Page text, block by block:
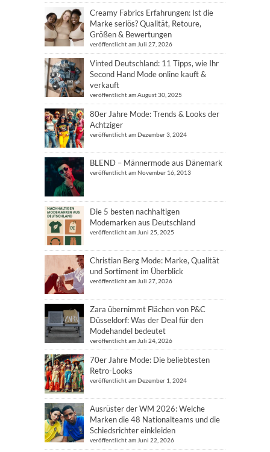
Creamy Fabrics Erfahrungen: Ist die
Marke seriös? Qualität, Retoure,
Größen & Bewertungen
veröffentlicht am Juli 27, 2026
Vinted Deutschland: 11 Tipps, wie Ihr
Second Hand Mode online kauft &
verkauft
veröffentlicht am August 30, 2025
80er Jahre Mode: Trends & Looks der
Achtziger
veröffentlicht am Dezember 3, 2024
BLEND – Männermode aus Dänemark
veröffentlicht am November 16, 2013
Die 5 besten nachhaltigen
Modemarken aus Deutschland
veröffentlicht am Juni 25, 2025
Christian Berg Mode: Marke, Qualität
und Sortiment im Überblick
veröffentlicht am Juli 27, 2026
Zara übernimmt Flächen von P&C
Düsseldorf: Was der Deal für den
Modehandel bedeutet
veröffentlicht am Juli 24, 2026
70er Jahre Mode: Die beliebtesten
Retro-Looks
veröffentlicht am Dezember 1, 2024
Ausrüster der WM 2026: Welche
Marken die 48 Nationalteams und die
Schiedsrichter einkleiden
veröffentlicht am Juni 22, 2026